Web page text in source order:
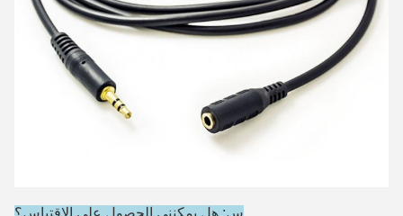
س: هل يمكنني الحصول على الاقتباس؟